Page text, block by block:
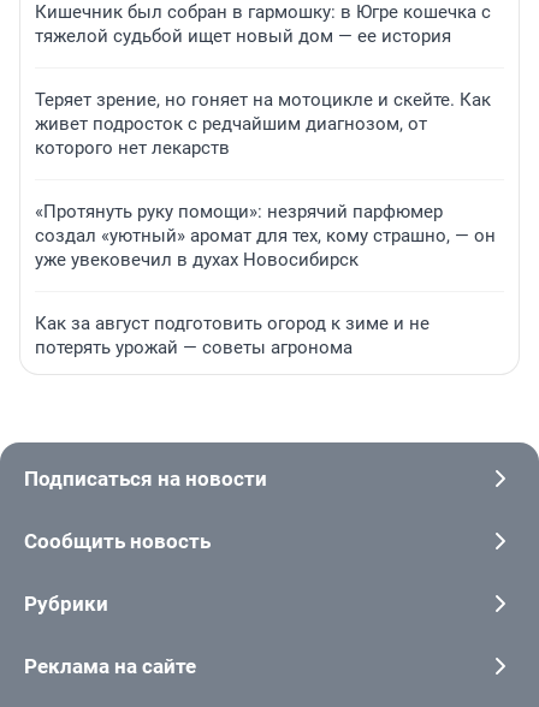
Кишечник был собран в гармошку: в Югре кошечка с
тяжелой судьбой ищет новый дом — ее история
Теряет зрение, но гоняет на мотоцикле и скейте. Как
живет подросток с редчайшим диагнозом, от
которого нет лекарств
«Протянуть руку помощи»: незрячий парфюмер
создал «уютный» аромат для тех, кому страшно, — он
уже увековечил в духах Новосибирск
Как за август подготовить огород к зиме и не
потерять урожай — советы агронома
Подписаться на новости
Сообщить новость
Рубрики
Реклама на сайте